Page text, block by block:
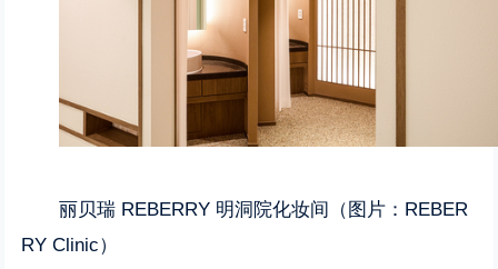
丽贝瑞 REBERRY 明洞院化妆间（图片：REBER
RY Clinic）